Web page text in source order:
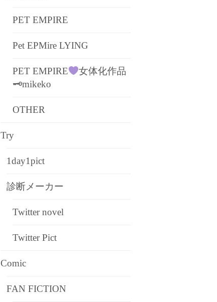
PET EMPIRE
Pet EPMire LYING
PET EMPIRE
女体化作品
🗝mikeko
OTHER
Try
1day1pict
診断メーカー
Twitter novel
Twitter Pict
Comic
FAN FICTION